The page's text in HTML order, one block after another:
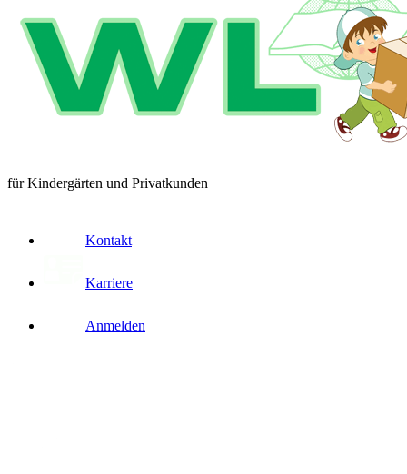
für Kindergärten und Privatkunden
Kontakt
Karriere
Anmelden